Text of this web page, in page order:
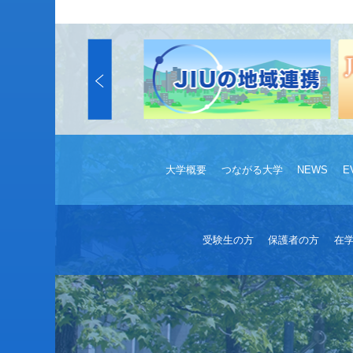
大学概要 つながる大学 NEWS
受験生の方 保護者の方 在